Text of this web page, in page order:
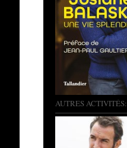
AUTRES ACTIVITÉS: